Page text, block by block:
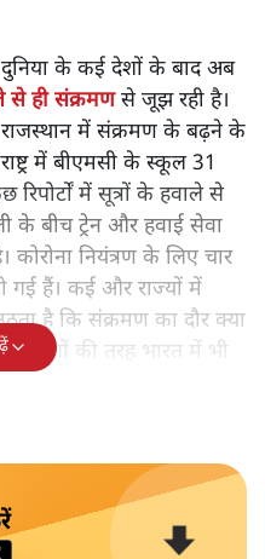
के कई देशों के बाद अब
से ही संक्रमणसे जूझ रही है।
राजस्थान में संक्रमण के बढ़ने के
में बीएमसी के स्कूल 31
में सूत्रों के हवाले से
के बीच ट्रेन और हवाई सेवा
नियंत्रण के लिए चार
गई हैं। कई और राज्यों में
है कि संक्रमण का दौर क्या
देशों की तरह भारत में भी